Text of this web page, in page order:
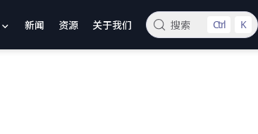
新闻 资源 关于我们 搜索 Ctrl K